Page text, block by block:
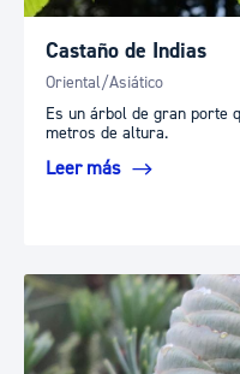
Castaño de Indias
Oriental/Asiático
Es un árbol de gran porte
metros de altura.
Leer más